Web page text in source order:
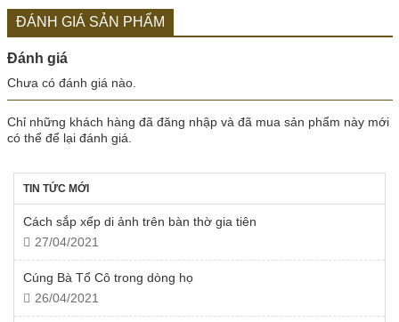
ĐÁNH GIÁ SẢN PHẨM
Đánh giá
Chưa có đánh giá nào.
Chỉ những khách hàng đã đăng nhập và đã mua sản phẩm này mới
có thể để lại đánh giá.
TIN TỨC MỚI
Cách sắp xếp di ảnh trên bàn thờ gia tiên
27/04/2021
Cúng Bà Tổ Cô trong dòng họ
26/04/2021